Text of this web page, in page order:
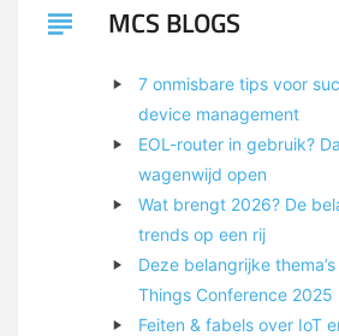
MCS BLOGS
7 onmisbare tips voor
device management
EOL-router in gebruik?
wagenwijd open
Wat brengt 2026? De
trends op een rij
Deze belangrijke
Things Conference 2025
Feiten & fabels over IoT